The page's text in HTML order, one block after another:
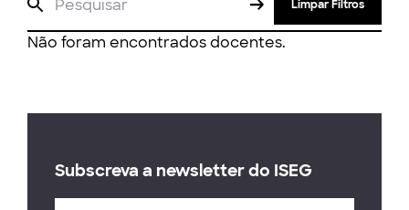
Limpar Filtros
Não foram encontrados docentes.
Subscreva a newsletter do ISEG